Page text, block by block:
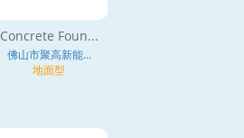
Concrete Foun...
佛山市聚高新能...
地面型